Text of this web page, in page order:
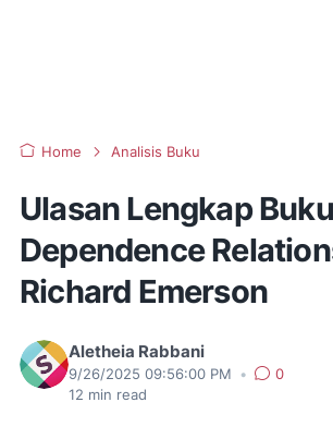
Home Analisis Buku
Ulasan Lengkap
Dependence
Richard Emerson
Aletheia Rabbani
9/26/2025 09:56:00 PM •
0
12 min read